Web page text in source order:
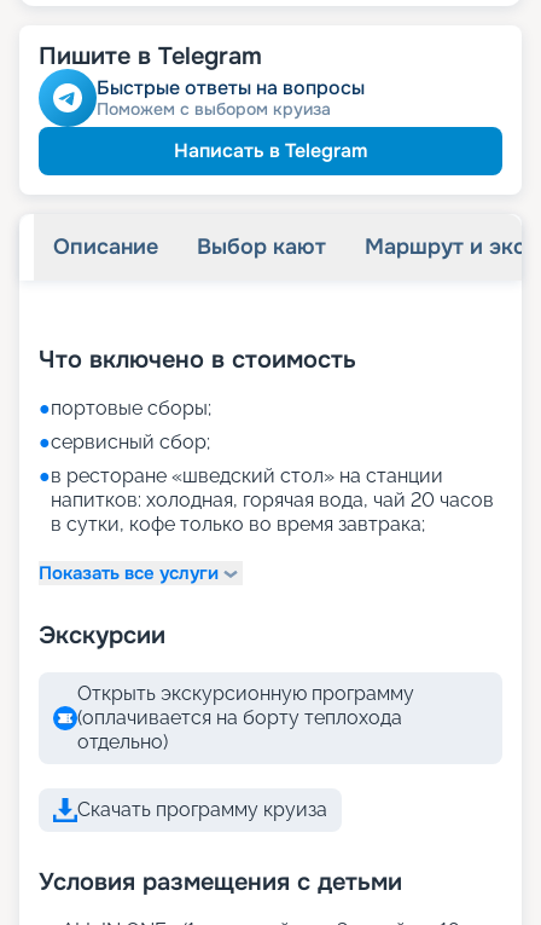
Пишите в Telegram
Быстрые ответы на вопросы
Поможем с выбором круиза
Написать в Telegram
Описание Выбор кают Маршрут и
Что включено в стоимость
●портовые сборы;
●сервисный сбор;
●в ресторане «шведский стол» на станции
напитков: холодная, горячая вода, чай 20 часов
в сутки, кофе только во время завтрака;
Показать все услуги
Экскурсии
Открыть экскурсионную программу
(оплачивается на борту теплохода
отдельно)
Скачать программу круиза
Условия размещения с детьми